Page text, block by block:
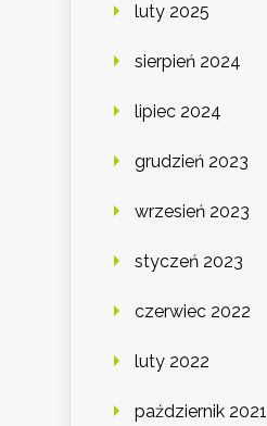
luty 2025
sierpień 2024
lipiec 2024
grudzień 2023
wrzesień 2023
styczeń 2023
czerwiec 2022
luty 2022
październik 2021